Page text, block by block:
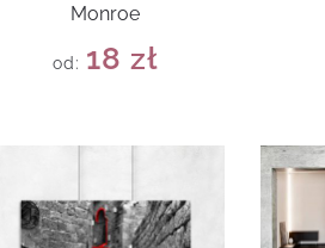
Monroe
od: 18zł